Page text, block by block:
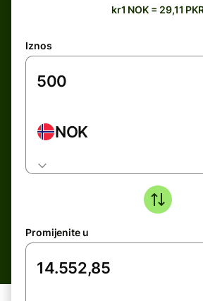
kr1 NOK = 29,11
Iznos
NOK
Promijenite u